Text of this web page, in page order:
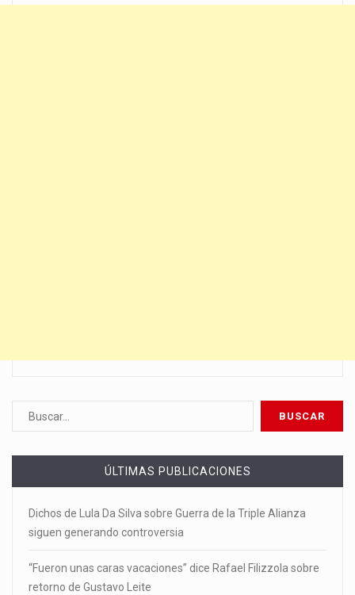
ÚLTIMAS PUBLICACIONES
Dichos de Lula Da Silva sobre Guerra de la Triple Alianza
siguen generando controversia
“Fueron unas caras vacaciones” dice Rafael Filizzola sobre
retorno de Gustavo Leite